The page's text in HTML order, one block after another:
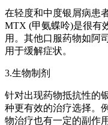
在轻度和中度银屑病患
MTX (甲氨蝶呤)是很有
用。其他口服药物如阿
用于缓解症状。
3.生物制剂
针对出现药物抵抗性的
种更有效的治疗选择。
物治疗也有一定的副作